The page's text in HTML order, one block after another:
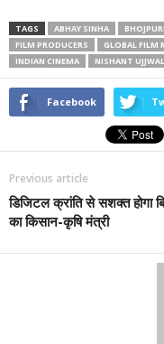
TAGS ABHAY SINHA
FILM PRODUCERS
GLOBAL FILM
INDIAN CINEMA
NISHANT UJJWAL
Facebook
Previous article
डिजिटल क्रांति से सशक्त होगा
का किसान-कृषि मंत्री